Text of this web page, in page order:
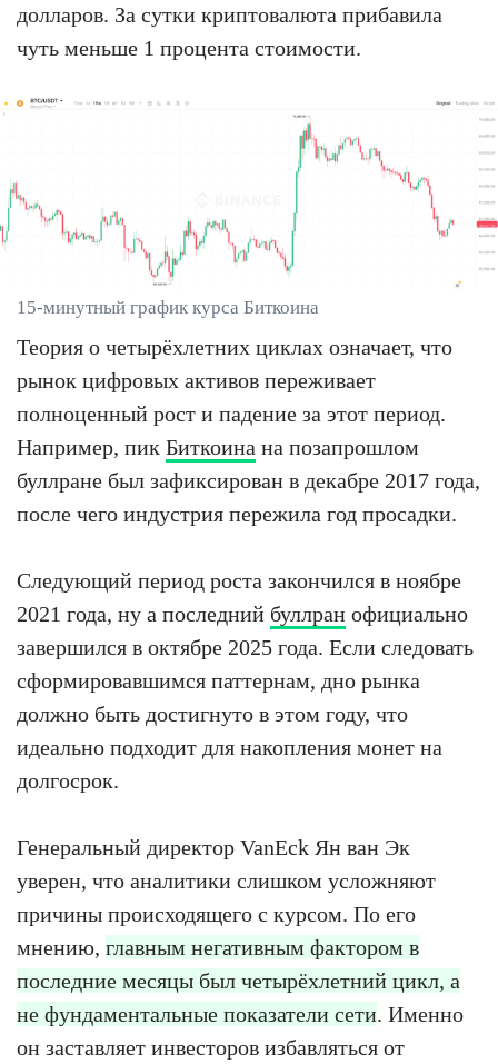
долларов. За сутки криптовалюта прибавила
чуть меньше 1 процента стоимости.
15-минутный график курса Биткоина
Теория о четырёхлетних циклах означает, что
рынок цифровых активов переживает
полноценный рост и падение за этот период.
Например, пик Биткоина на позапрошлом
буллране был зафиксирован в декабре 2017 года,
после чего индустрия пережила год просадки.
Следующий период роста закончился в ноябре
2021 года, ну а последний буллран официально
завершился в октябре 2025 года. Если следовать
сформировавшимся паттернам, дно рынка
должно быть достигнуто в этом году, что
идеально подходит для накопления монет на
долгосрок.
Генеральный директор VanEck Ян ван Эк
уверен, что аналитики слишком усложняют
причины происходящего с курсом. По его
мнению, главным негативным фактором в
последние месяцы был четырёхлетний цикл, а
не фундаментальные показатели сети. Именно
он заставляет инвесторов избавляться от